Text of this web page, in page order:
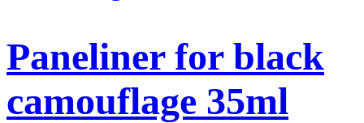
Paneliner for black
camouflage 35ml